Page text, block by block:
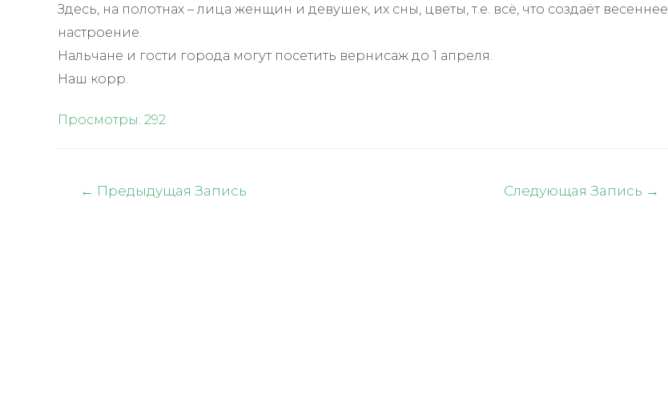
Здесь, на полотнах – лица женщин и девушек, их сны, цветы, т.е. всё, что создаёт весеннее
настроение.
Нальчане и гости города могут посетить вернисаж до 1 апреля.
Наш корр.
Просмотры: 292
Навигация
← Предыдущая Запись Следующая Запись →